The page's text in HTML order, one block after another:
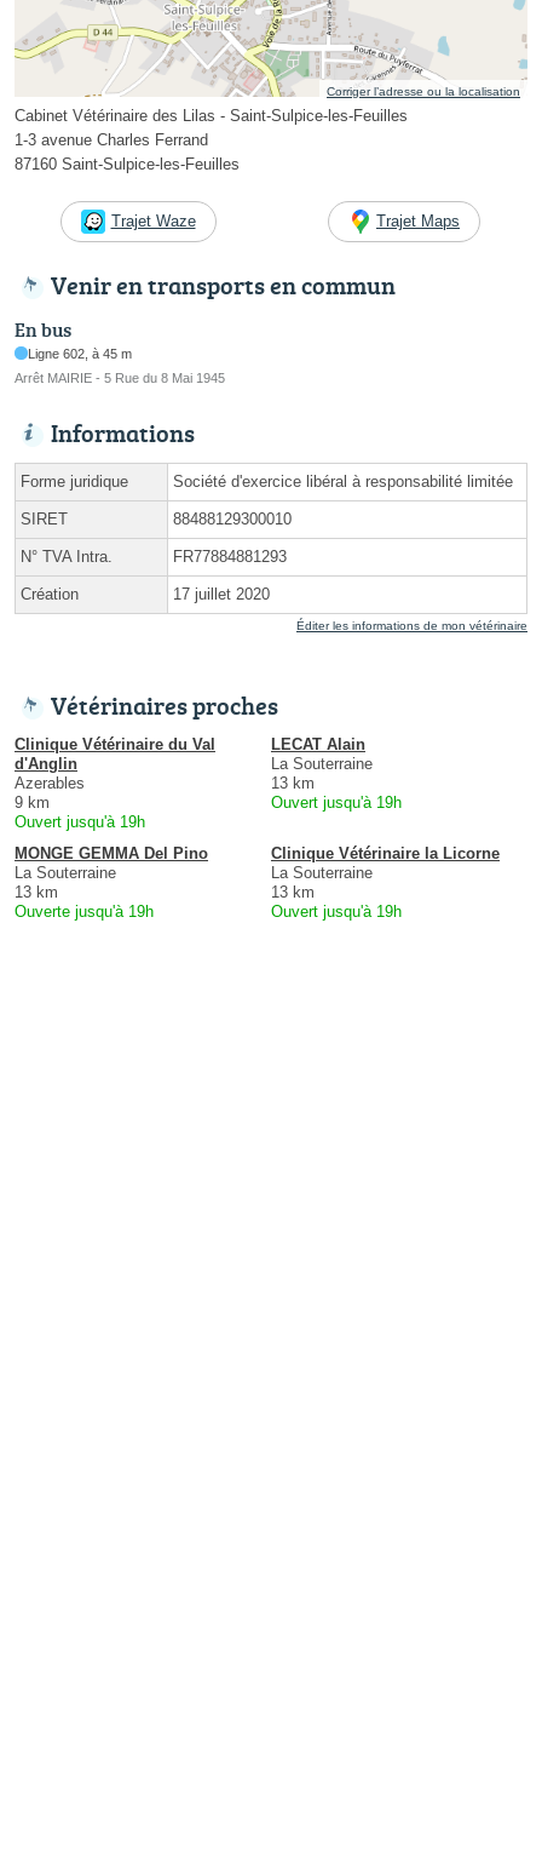
Corriger l’adresse ou la localisation
Cabinet Vétérinaire des Lilas - Saint-Sulpice-les-Feuilles
1-3 avenue Charles Ferrand
87160 Saint-Sulpice-les-Feuilles
Trajet Waze Trajet Maps
Venir en transports en commun
En bus
Ligne 602, à 45 m
Arrêt MAIRIE - 5 Rue du 8 Mai 1945
Informations
Forme juridique Société d'exercice libéral à responsabilité limitée
SIRET 88488129300010
N° TVA Intra. FR77884881293
Création 17 juillet 2020
Éditer les informations de mon vétérinaire
Vétérinaires proches
Clinique Vétérinaire du Val
d'Anglin
Azerables
9 km
Ouvert jusqu'à 19h
LECAT Alain
La Souterraine
13 km
Ouvert jusqu'à 19h
MONGE GEMMA Del Pino
La Souterraine
13 km
Ouverte jusqu'à 19h
Clinique Vétérinaire la Licorne
La Souterraine
13 km
Ouvert jusqu'à 19h